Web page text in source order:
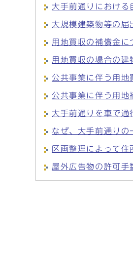
大手前通りにおける
大規模建築物等の届
用地買収の補償金に
用地買収の場合の建
公共事業に伴う用地
公共事業に伴う用地
大手前通りを車で通
なぜ、大手前通りの
区画整理によって住
屋外広告物の許可手